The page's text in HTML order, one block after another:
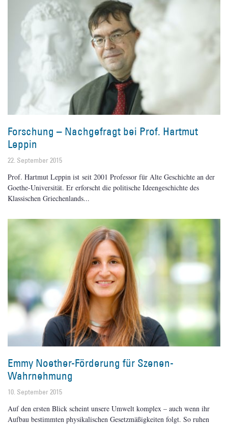
Forschung – Nachgefragt bei Prof. Hartmut
Leppin
22. September 2015
Prof. Hartmut Leppin ist seit 2001 Professor für Alte Geschichte an der
Goethe-Universität. Er erforscht die politische Ideengeschichte des
Klassischen Griechenlands
Emmy Noether-Förderung für Szenen-
Wahrnehmung
10. September 2015
Auf den ersten Blick scheint unsere Umwelt komplex – auch wenn ihr
Aufbau bestimmten physikalischen Gesetzmäßigkeiten folgt. So ruhen